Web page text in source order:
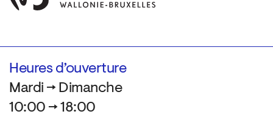
Heures d’ouverture
Mardi → Dimanche
10:00 → 18:00